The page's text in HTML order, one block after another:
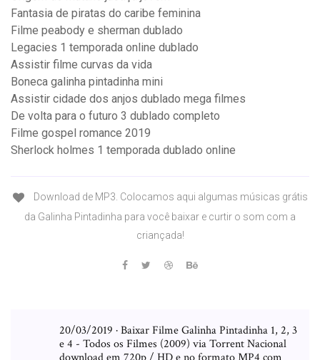
Fantasia de piratas do caribe feminina
Filme peabody e sherman dublado
Legacies 1 temporada online dublado
Assistir filme curvas da vida
Boneca galinha pintadinha mini
Assistir cidade dos anjos dublado mega filmes
De volta para o futuro 3 dublado completo
Filme gospel romance 2019
Sherlock holmes 1 temporada dublado online
Download de MP3. Colocamos aqui algumas músicas grátis
da Galinha Pintadinha para você baixar e curtir o som com a
criançada!
20/03/2019 · Baixar Filme Galinha Pintadinha 1, 2, 3
e 4 - Todos os Filmes (2009) via Torrent Nacional